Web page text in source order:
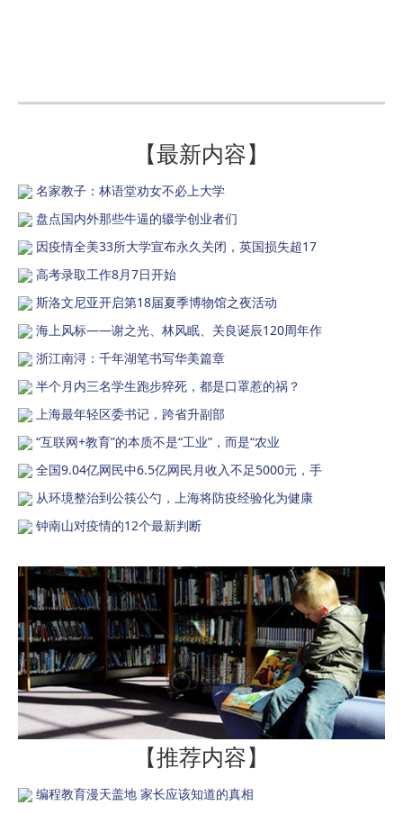
【最新内容】
名家教子：林语堂劝女不必上大学
盘点国内外那些牛逼的辍学创业者们
因疫情全美33所大学宣布永久关闭，英国损失超17
高考录取工作8月7日开始
斯洛文尼亚开启第18届夏季博物馆之夜活动
海上风标——谢之光、林风眠、关良诞辰120周年作
浙江南浔：千年湖笔书写华美篇章
半个月内三名学生跑步猝死，都是口罩惹的祸？
上海最年轻区委书记，跨省升副部
“互联网+教育”的本质不是“工业”，而是“农业
全国9.04亿网民中6.5亿网民月收入不足5000元，手
从环境整治到公筷公勺，上海将防疫经验化为健康
钟南山对疫情的12个最新判断
【推荐内容】
编程教育漫天盖地 家长应该知道的真相